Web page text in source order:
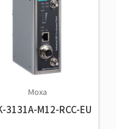
Moxa
3131A-M12-RCC-EU